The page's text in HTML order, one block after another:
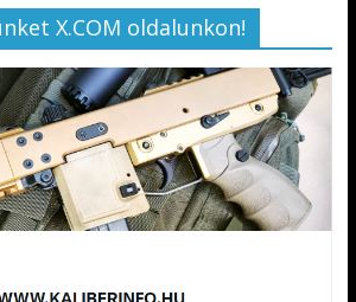
X.COM oldalunkon!